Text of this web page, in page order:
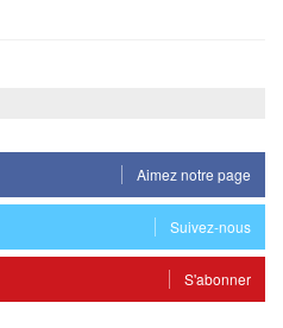
Aimez notre page
Suivez-nous
S'abonner